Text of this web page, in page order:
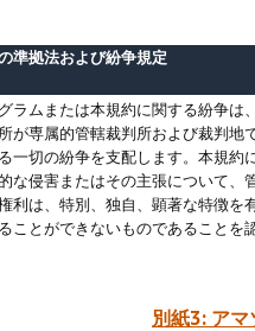
準拠法および紛争規定
ラムまたは本規約に関する紛争
が専属的管轄裁判所および裁判
一切の紛争を支配します。本規
な侵害またはその主張について
利は、特別、独自、顕著な特徴
ことができないものであることを
別紙3: ア